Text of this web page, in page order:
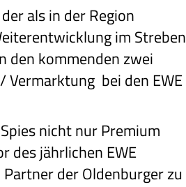
als in der Region
im Streben
den kommenden zwei
Vermarktung bei den EWE
nicht nur Premium
des jährlichen EWE
der Oldenburger zu